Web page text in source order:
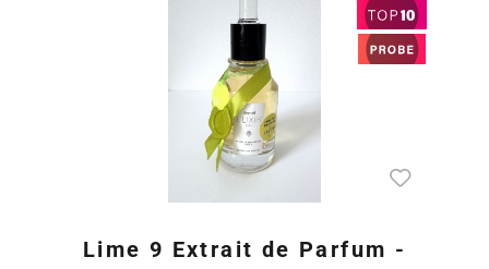
Lime 9 Extrait de Parfum -